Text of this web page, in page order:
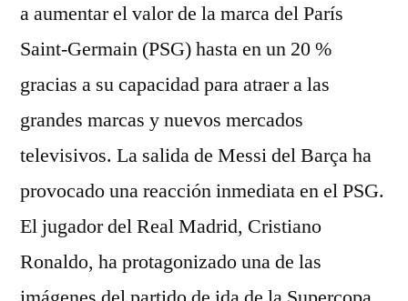
a aumentar el valor de la marca del París
Saint-Germain (PSG) hasta en un 20 %
gracias a su capacidad para atraer a las
grandes marcas y nuevos mercados
televisivos. La salida de Messi del Barça ha
provocado una reacción inmediata en el PSG.
El jugador del Real Madrid, Cristiano
Ronaldo, ha protagonizado una de las